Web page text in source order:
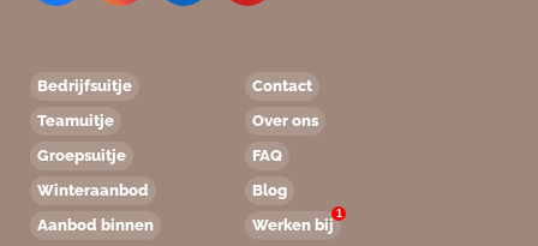
Bedrijfsuitje
Teamuitje
Groepsuitje
Winteraanbod
Aanbod binnen
Contact
Over ons
FAQ
Blog
Werken bij
1